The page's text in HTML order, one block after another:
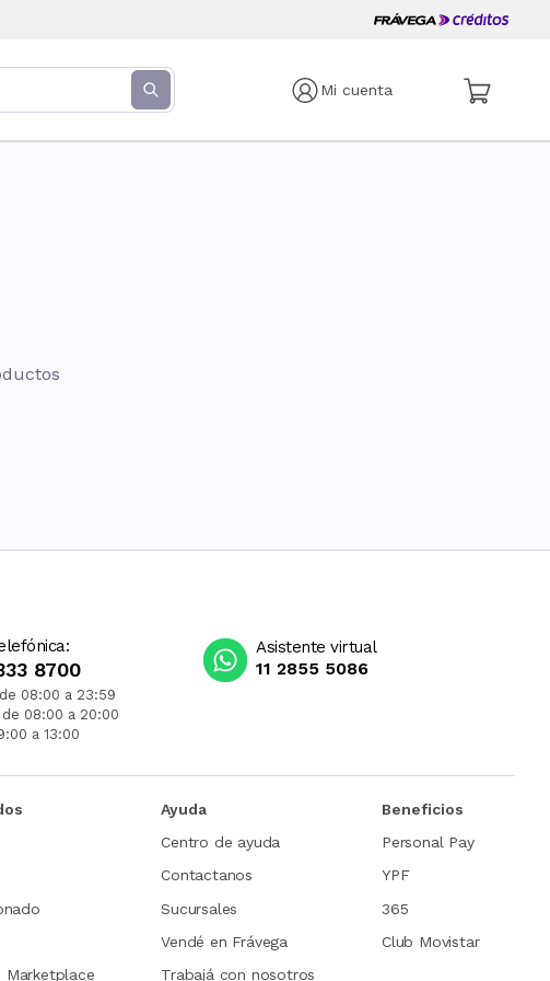
Mi cuenta
8700
08:00 a 23:59
de 08:00 a 20:00
a 13:00
Asistente virtual
11 2855 5086
Marketplace
Ayuda
Centro de ayuda
Contactanos
Sucursales
Vendé en Frávega
Trabajá con nosotros
Beneficios
Personal Pay
YPF
365
Club Movistar